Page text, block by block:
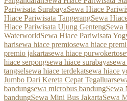
Pariwisata SurabayaSewa Hiace
Hiace Pariwisata TangerangSewa
Hiace Pariwisata Ujung GentengSewa
WaterworldSewa Hiace Pariwisata
harisewa hiace premiosewa hiace
premio jakartasewa hiace purwokerto
hiace serpongsewa hiace surabaya
tangselsewa hiace terdekatsewa hiace
Jumbo Dari Kereta Cepat Tegalluar
bandungsewa microbus bandungSewa
bandungSewa Mini Bus JakartaSewa